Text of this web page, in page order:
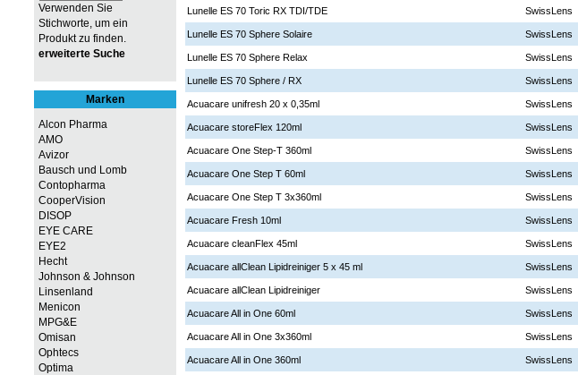
Verwenden Sie
Stichworte, um ein
Produkt zu finden.
erweiterte Suche
Marken
Alcon Pharma
AMO
Avizor
Bausch und Lomb
Contopharma
CooperVision
DISOP
EYE CARE
EYE2
Hecht
Johnson & Johnson
Linsenland
Menicon
MPG&E
Omisan
Ophtecs
Optima
Lunelle ES 70 Toric RX TDI/TDE SwissLens
Lunelle ES 70 Sphere Solaire SwissLens
Lunelle ES 70 Sphere Relax SwissLens
Lunelle ES 70 Sphere / RX SwissLens
Acuacare unifresh 20 x 0,35ml SwissLens
Acuacare storeFlex 120ml SwissLens
Acuacare One Step-T 360ml SwissLens
Acuacare One Step T 60ml SwissLens
Acuacare One Step T 3x360ml SwissLens
Acuacare Fresh 10ml SwissLens
Acuacare cleanFlex 45ml SwissLens
Acuacare allClean Lipidreiniger 5 x 45 ml SwissLens
Acuacare allClean Lipidreiniger SwissLens
Acuacare All in One 60ml SwissLens
Acuacare All in One 3x360ml SwissLens
Acuacare All in One 360ml SwissLens